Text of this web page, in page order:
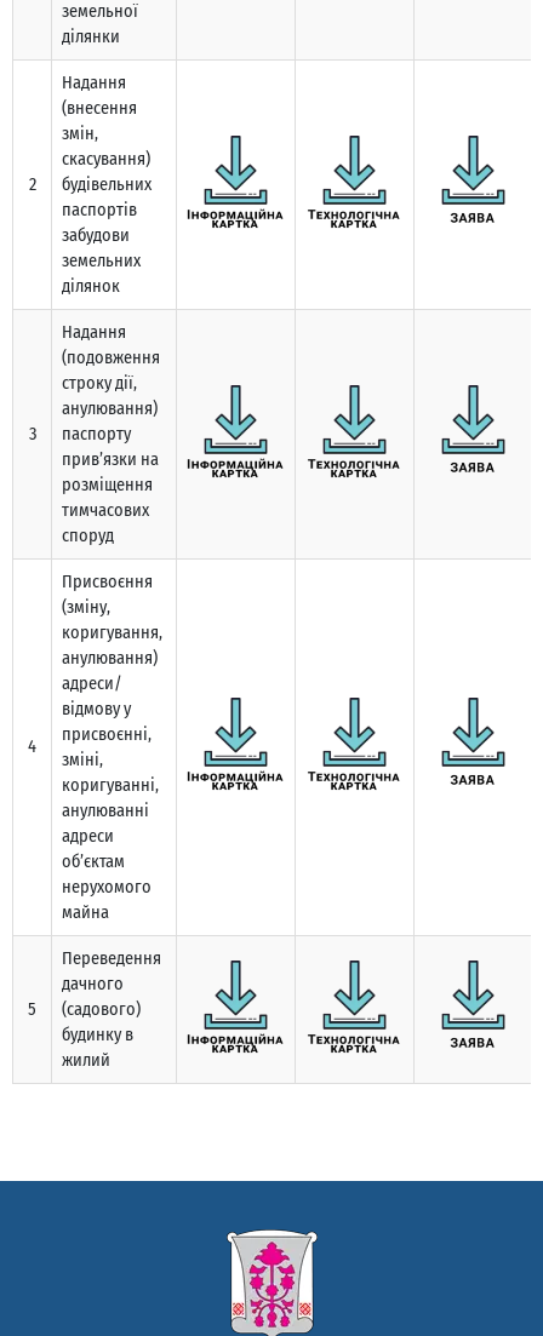
земельної
ділянки
2
Надання
(внесення
змін,
скасування)
будівельних
паспортів
забудови
земельних
ділянок
3
Надання
(подовження
строку дії,
анулювання)
паспорту
прив’язки на
розміщення
тимчасових
споруд
4
Присвоєння
(зміну,
коригування,
анулювання)
адреси/
відмову у
присвоєнні,
зміні,
коригуванні,
анулюванні
адреси
об’єктам
нерухомого
майна
5
Переведення
дачного
(садового)
будинку в
жилий